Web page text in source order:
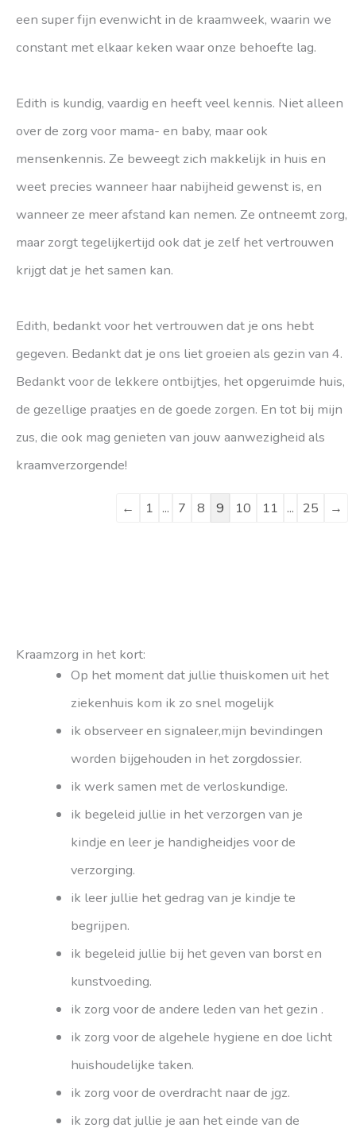
een super fijn evenwicht in de kraamweek, waarin we
constant met elkaar keken waar onze behoefte lag.
Edith is kundig, vaardig en heeft veel kennis. Niet alleen
over de zorg voor mama- en baby, maar ook
mensenkennis. Ze beweegt zich makkelijk in huis en
weet precies wanneer haar nabijheid gewenst is, en
wanneer ze meer afstand kan nemen. Ze ontneemt zorg,
maar zorgt tegelijkertijd ook dat je zelf het vertrouwen
krijgt dat je het samen kan.
Edith, bedankt voor het vertrouwen dat je ons hebt
gegeven. Bedankt dat je ons liet groeien als gezin van 4.
Bedankt voor de lekkere ontbijtjes, het opgeruimde huis,
de gezellige praatjes en de goede zorgen. En tot bij mijn
zus, die ook mag genieten van jouw aanwezigheid als
kraamverzorgende!
← 1 ... 7 8 9 10 11 ... 25 →
Kraamzorg in het kort:
Op het moment dat jullie thuiskomen uit het
ziekenhuis kom ik zo snel mogelijk
ik observeer en signaleer,mijn bevindingen
worden bijgehouden in het zorgdossier.
ik werk samen met de verloskundige.
ik begeleid jullie in het verzorgen van je
kindje en leer je handigheidjes voor de
verzorging.
ik leer jullie het gedrag van je kindje te
begrijpen.
ik begeleid jullie bij het geven van borst en
kunstvoeding.
ik zorg voor de andere leden van het gezin .
ik zorg voor de algehele hygiene en doe licht
huishoudelijke taken.
ik zorg voor de overdracht naar de jgz.
ik zorg dat jullie je aan het einde van de